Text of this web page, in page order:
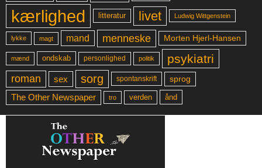
kærlighed litteratur livet Ludwig Wittgenstein
lykke magt mand menneske Morten Hjerl-Hansen
mænd ondskab personlighed politik psykiatri
roman sex sorg spontanskrift sprog
The Other Newspaper tro verden ånd